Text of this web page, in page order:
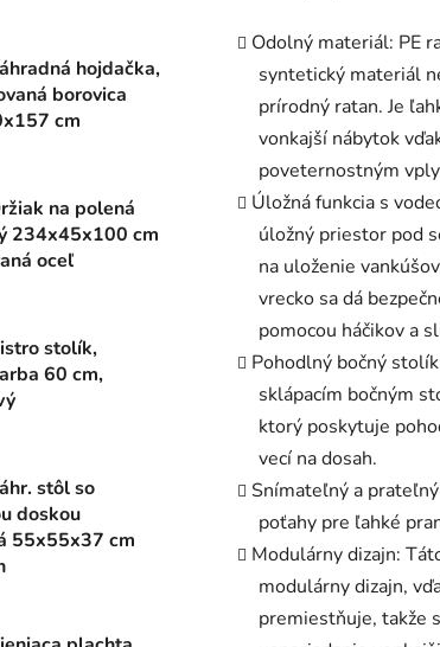
hojdačka,
borovica
cm
na polená
234x45x100 cm
oceľ
stolík,
60 cm,
stôl so
doskou
55x55x37 cm
Odolný materiál: PE
syntetický materiál
prírodný ratan. Je
vonkajší nábytok
poveternostným
Úložná funkcia s
úložný priestor pod
na uloženie
vrecko sa dá
pomocou háčikov a
Pohodlný bočný
sklápacím bočným
ktorý poskytuje
vecí na dosah.
Snímateľný a
poťahy pre ľahké
Modulárny dizajn:
modulárny dizajn,
premiestňuje, takže